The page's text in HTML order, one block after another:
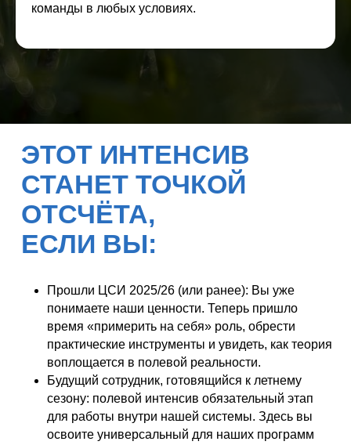
команды в любых условиях.
Прошли ЦСИ 2025/26 (или ранее): Вы уже
понимаете наши ценности. Теперь пришло
время «примерить на себя» роль, обрести
практические инструменты и увидеть, как теория
воплощается в полевой реальности.
Будущий сотрудник, готовящийся к летнему
сезону: полевой интенсив обязательный этап
для работы внутри нашей системы. Здесь вы
освоите универсальный для наших программ
ЧТО ЖДЁТ